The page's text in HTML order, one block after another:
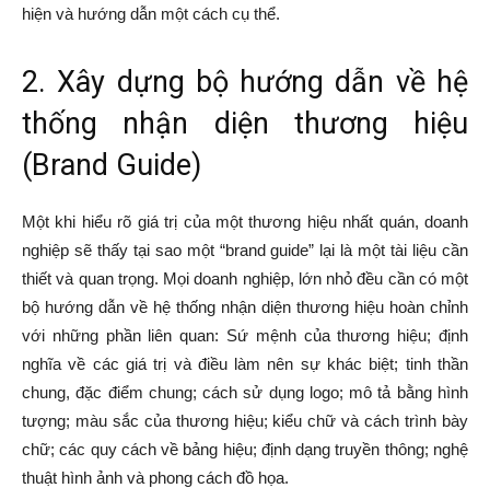
hiện và hướng dẫn một cách cụ thể.
2. Xây dựng bộ hướng dẫn về hệ
thống nhận diện thương hiệu
(Brand Guide)
Một khi hiểu rõ giá trị của một thương hiệu nhất quán, doanh
nghiệp sẽ thấy tại sao một “brand guide” lại là một tài liệu cần
thiết và quan trọng. Mọi doanh nghiệp, lớn nhỏ đều cần có một
bộ hướng dẫn về hệ thống nhận diện thương hiệu hoàn chỉnh
với những phần liên quan: Sứ mệnh của thương hiệu; định
nghĩa về các giá trị và điều làm nên sự khác biệt; tinh thần
chung, đặc điểm chung; cách sử dụng logo; mô tả bằng hình
tượng; màu sắc của thương hiệu; kiểu chữ và cách trình bày
chữ; các quy cách về bảng hiệu; định dạng truyền thông; nghệ
thuật hình ảnh và phong cách đồ họa.